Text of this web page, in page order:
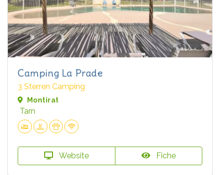
Camping La Prade
3 Sterren Camping
Montirat
Tarn
Website Fiche